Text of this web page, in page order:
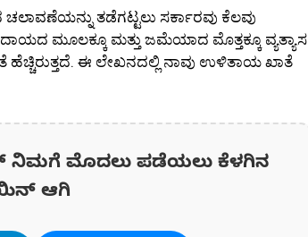
ಚಲಾವಣೆಯನ್ನು ತಡೆಗಟ್ಟಲು ಸರ್ಕಾರವು ಕೆಲವು
ಮೂಲಕ್ಕೂ ಮತ್ತು ಜಮೆಯಾದ ಮೊತ್ತಕ್ಕೂ ವ್ಯತ್ಯಾಸ
ಈ ಲೇಖನದಲ್ಲಿ ನಾವು ಉಳಿತಾಯ ಖಾತೆ
ಮೊದಲು ಪಡೆಯಲು ಕೆಳಗಿನ
ಆಗಿ